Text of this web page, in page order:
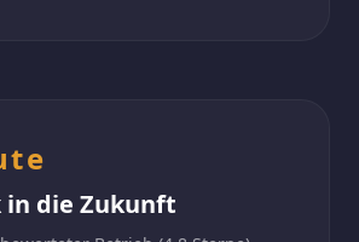
in die Zukunft